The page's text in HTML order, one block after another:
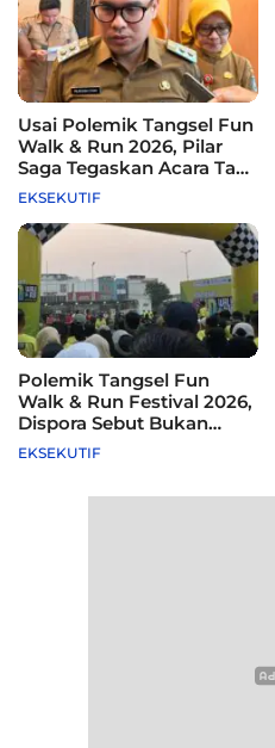
Usai Polemik Tangsel Fun
Walk & Run 2026, Pilar
Saga Tegaskan Acara Tak
Difasilitasi Pemkot
EKSEKUTIF
Polemik Tangsel Fun
Walk & Run Festival 2026,
Dispora Sebut Bukan
Agenda Pemkot
EKSEKUTIF